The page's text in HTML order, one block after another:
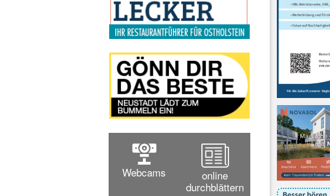
Webcams
online
durchblättern